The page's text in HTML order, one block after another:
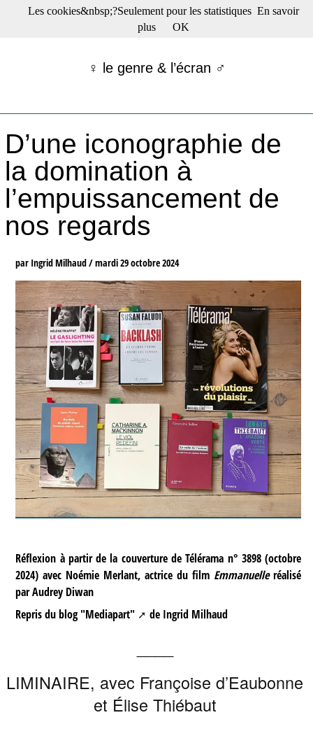
☰ Menu
Films récents
Tribunes
Archives
Actu : "La Nouvelle Vague"
S’abonner à la Lettre !
♀ le genre & l’écran ♂
D’une iconographie de
la domination à
l’empuissancement de
nos regards
par Ingrid Milhaud /mardi 29 octobre 2024
Réflexion à partir de la couverture de Télérama n° 3898 (octobre
2024) avec Noémie Merlant, actrice du film Emmanuelleréalisé
par Audrey Diwan
Repris dublog "Mediapart" de Ingrid Milhaud
LIMINAIRE, avec Françoise d’Eaubonne
et Élise Thiébaut
Les cookies&nbsp;?Seulement pour les statistiques En savoir
plus
OK